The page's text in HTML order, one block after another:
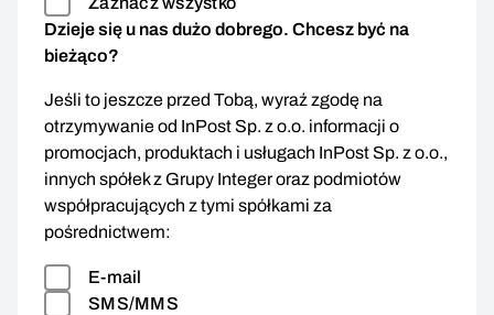
Dzieje się u nas dużo dobrego. Chcesz być na
bieżąco?
Jeśli to jeszcze przed Tobą, wyraź zgodę na
otrzymywanie od InPost Sp. z o.o. informacji o
promocjach, produktach i usługach InPost Sp. z o.o.,
innych spółek z Grupy Integer oraz podmiotów
współpracujących z tymi spółkami za
pośrednictwem:
E-mail
SMS/MMS